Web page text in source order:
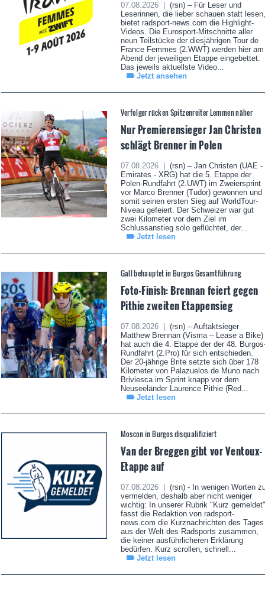
07.08.2026 |
(rsn) – Für Leser und
Leserinnen, die lieber schauen statt lesen,
bietet radsport-news.com die Highlight-
Videos. Die Eurosport-Mitschnitte aller
neun Teilstücke der diesjährigen Tour de
France Femmes (2.WWT) werden hier am
Abend der jeweiligen Etappe eingebettet.
Das jeweils aktuellste Video...
Jetzt ansehen
Verfolger rücken Spitzenreiter Lemmen näher
Nur Premierensieger Jan Christen
schlägt Brenner in Polen
07.08.2026 |
(rsn) – Jan Christen (UAE -
Emirates - XRG) hat die 5. Etappe der
Polen-Rundfahrt (2.UWT) im Zweiersprint
vor Marco Brenner (Tudor) gewonnen und
somit seinen ersten Sieg auf WorldTour-
Niveau gefeiert. Der Schweizer war gut
zwei Kilometer vor dem Ziel im
Schlussanstieg solo geflüchtet, der...
Jetzt lesen
Gall behauptet in Burgos Gesamtführung
Foto-Finish: Brennan feiert gegen
Pithie zweiten Etappensieg
07.08.2026 |
(rsn) – Auftaktsieger
Matthew Brennan (Visma – Lease a Bike)
hat auch die 4. Etappe der der 48.
Rundfahrt (2.Pro) für sich entschieden.
Der 20-jährige Brite setzte sich über 178
Kilometer von Palazuelos de Muno nach
Briviesca im Sprint knapp vor dem
Neuseeländer Laurence Pithie (Red...
Jetzt lesen
Moscon in Burgos disqualifiziert
Van der Breggen gibt vor Ventoux-
Etappe auf
07.08.2026 |
(rsn) - In wenigen Worten
vermelden, deshalb aber nicht weniger
wichtig: In unserer Rubrik "Kurz gemeldet"
fasst die Redaktion von radsport-
news.com die Kurznachrichten des Tages
aus der Welt des Radsports zusammen,
die keiner ausführlicheren Erklärung
bedürfen. Kurz scrollen, schnell...
Jetzt lesen